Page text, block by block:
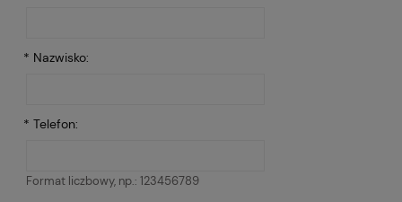
* Nazwisko:
* Telefon:
Format liczbowy, np.: 123456789